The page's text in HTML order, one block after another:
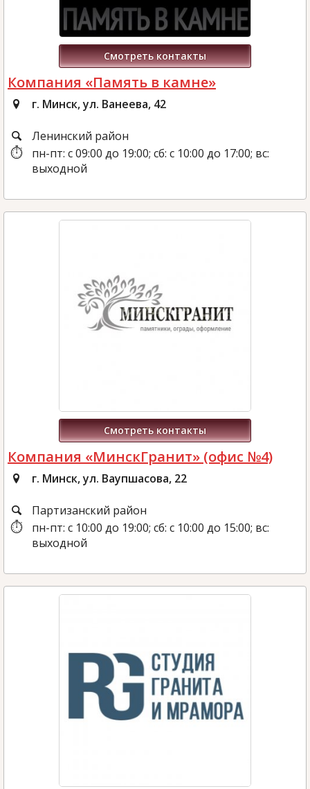
Смотреть контакты
Компания «Память в камне»
г. Минск, ул. Ванеева, 42
Ленинский район
пн-пт: с 09:00 до 19:00; сб: с 10:00 до 17:00; вс:
выходной
Смотреть контакты
Компания «МинскГранит» (офис №4)
г. Минск, ул. Ваупшасова, 22
Партизанский район
пн-пт: с 10:00 до 19:00; сб: с 10:00 до 15:00; вс:
выходной